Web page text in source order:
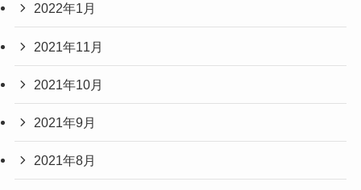
2022年1月
2021年11月
2021年10月
2021年9月
2021年8月